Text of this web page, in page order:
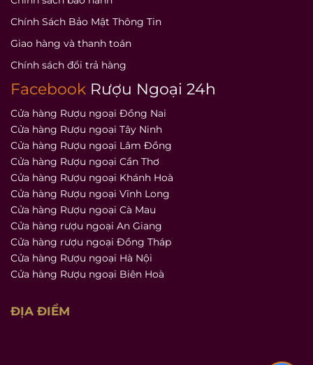
Chính Sách Bảo Mật Thông Tin
Giao hàng và thanh toán
Chính sách đổi trả hàng
Facebook Rượu Ngoại 24h
Cửa hàng Rượu ngoại Đồng Nai
Cửa hàng Rượu ngoại Tây Ninh
Cửa hàng Rượu ngoại Lâm Đồng
Cửa hàng Rượu ngoại Cần Thơ
Cửa hàng Rượu ngoại Khánh Hoà
Cửa hàng Rượu ngoại Vĩnh Long
Cửa hàng Rượu ngoại Cà Mau
Cửa hàng rượu ngoại An Giang
Cửa hàng rượu ngoại Đồng Tháp
Cửa hàng Rượu ngoại Hà Nội
Cửa hàng Rượu ngoại Biên Hoà
ĐỊA ĐIỂM